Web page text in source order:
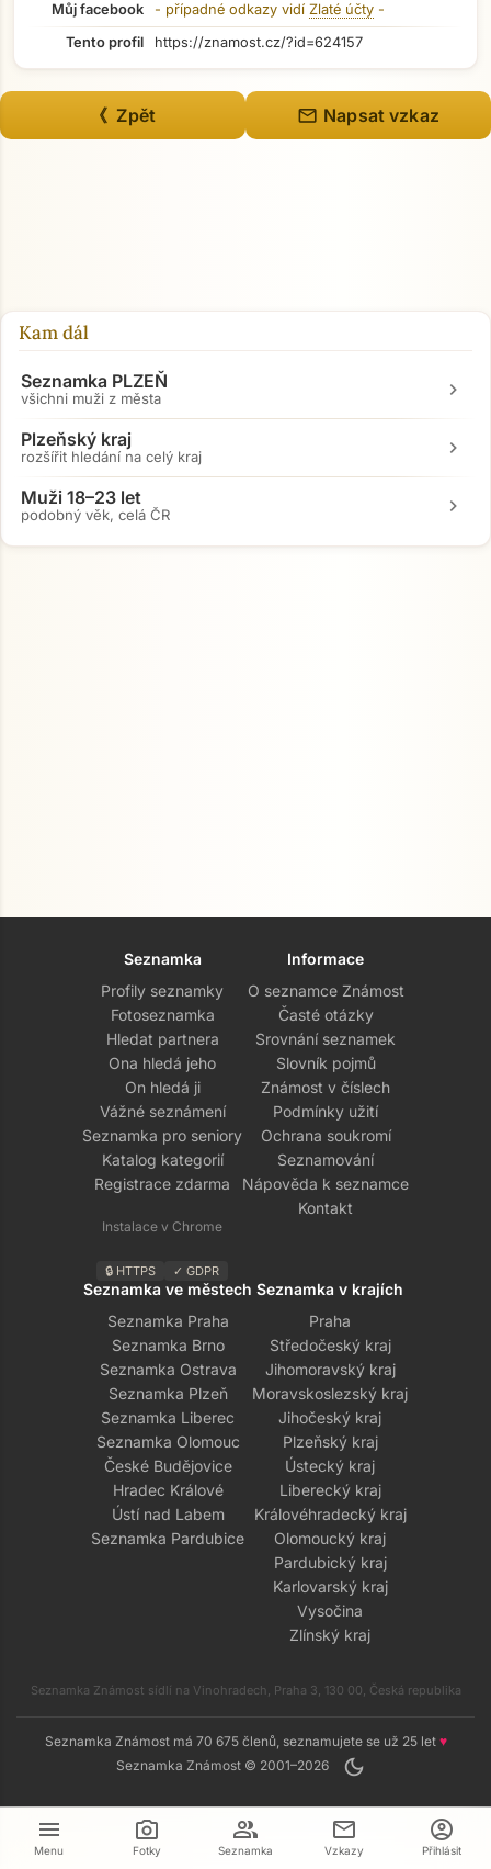
Přejít na hlavní obsah
menu
Menu
camera_alt
Fotky
group
Seznamka
mail
Vzkazy
account_circle
Přihlásit
Můj facebook - případné odkazy vidí Zlaté účty -
Tento profil
https://znamost.cz/?id=624157
《 Zpět mail Napsat vzkaz
Kam dál
Seznamka PLZEŇ
všichni muži z města chevron_right
Plzeňský kraj
rozšířit hledání na celý kraj chevron_right
Muži 18–23 let
podobný věk, celá ČR chevron_right
Seznamka
Profily seznamky
Fotoseznamka
Hledat partnera
Ona hledá jeho
On hledá ji
Vážné seznámení
Seznamka pro seniory
Katalog kategorií
Registrace zdarma
Instalace v Chrome
🔒 HTTPS ✓ GDPR
Informace
O seznamce Známost
Časté otázky
Srovnání seznamek
Slovník pojmů
Známost v číslech
Podmínky užití
Ochrana soukromí
Seznamování
Nápověda k seznamce
Kontakt
Seznamka ve městech
Seznamka Praha
Seznamka Brno
Seznamka Ostrava
Seznamka Plzeň
Seznamka Liberec
Seznamka Olomouc
České Budějovice
Hradec Králové
Ústí nad Labem
Seznamka Pardubice
Seznamka v krajích
Praha
Středočeský kraj
Jihomoravský kraj
Moravskoslezský kraj
Jihočeský kraj
Plzeňský kraj
Ústecký kraj
Liberecký kraj
Královéhradecký kraj
Olomoucký kraj
Pardubický kraj
Karlovarský kraj
Vysočina
Zlínský kraj
Seznamka Známost sídlí na Vinohradech, Praha 3, 130 00, Česká republika
Seznamka Známost má 70 675 členů, seznamujete se už 25 let ♥
Seznamka Známost © 2001–2026
dark_mode